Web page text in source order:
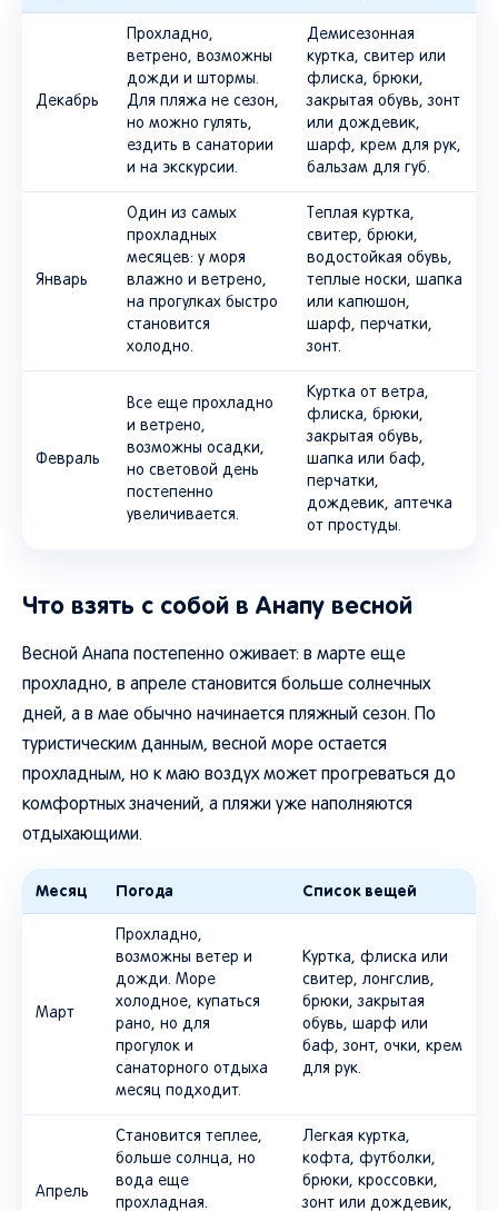
Декабрь
Прохладно,
ветрено, возможны
дожди и штормы.
Для пляжа не сезон,
но можно гулять,
ездить в санатории
и на экскурсии.
Демисезонная
куртка, свитер или
флиска, брюки,
закрытая обувь, зонт
или дождевик,
шарф, крем для рук,
бальзам для губ.
Январь
Один из самых
прохладных
месяцев: у моря
влажно и ветрено,
на прогулках быстро
становится
холодно.
Теплая куртка,
свитер, брюки,
водостойкая обувь,
теплые носки, шапка
или капюшон,
шарф, перчатки,
зонт.
Февраль
Все еще прохладно
и ветрено,
возможны осадки,
но световой день
постепенно
увеличивается.
Куртка от ветра,
флиска, брюки,
закрытая обувь,
шапка или баф,
перчатки,
дождевик, аптечка
от простуды.
Что взять с собой в Анапу весной
Весной Анапа постепенно оживает: в марте еще
прохладно, в апреле становится больше солнечных
дней, а в мае обычно начинается пляжный сезон. По
туристическим данным, весной море остается
прохладным, но к маю воздух может прогреваться до
комфортных значений, а пляжи уже наполняются
отдыхающими.
Месяц Погода Список вещей
Март
Прохладно,
возможны ветер и
дожди. Море
холодное, купаться
рано, но для
прогулок и
санаторного отдыха
месяц подходит.
Куртка, флиска или
свитер, лонгслив,
брюки, закрытая
обувь, шарф или
баф, зонт, очки, крем
для рук.
Апрель
Становится теплее,
больше солнца, но
вода еще
прохладная.
Легкая куртка,
кофта, футболки,
брюки, кроссовки,
зонт или дождевик,